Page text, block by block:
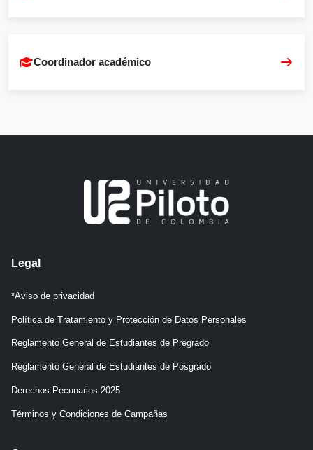
Coordinador académico
Legal
*Aviso de privacidad
Política de Tratamiento y Protección de Datos Personales
Reglamento General de Estudiantes de Pregrado
Reglamento General de Estudiantes de Posgrado
Derechos Pecunarios 2025
Términos y Condiciones de Campañas